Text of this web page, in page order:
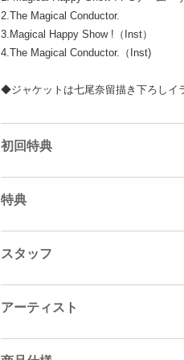
2.The Magical Conductor.
3.Magical Happy Show !（Inst）
4.The Magical Conductor.（Inst)
◆ジャケットは七尾奈留描き下ろしイ
初回特典
特典
スタッフ
アーティスト